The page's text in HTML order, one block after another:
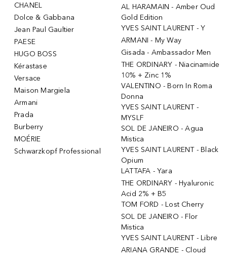
CHANEL
Dolce & Gabbana
Jean Paul Gaultier
PAESE
HUGO BOSS
Kérastase
Versace
Maison Margiela
Armani
Prada
Burberry
MOÉRIE
Schwarzkopf Professional
AL HARAMAIN - Amber Oud
Gold Edition
YVES SAINT LAURENT - Y
ARMANI - My Way
Gisada - Ambassador Men
THE ORDINARY - Niacinamide
10% + Zinc 1%
VALENTINO - Born In Roma
Donna
YVES SAINT LAURENT -
MYSLF
SOL DE JANEIRO - Agua
Mistica
YVES SAINT LAURENT - Black
Opium
LATTAFA - Yara
THE ORDINARY - Hyaluronic
Acid 2% + B5
TOM FORD - Lost Cherry
SOL DE JANEIRO - Flor
Mistica
YVES SAINT LAURENT - Libre
ARIANA GRANDE - Cloud